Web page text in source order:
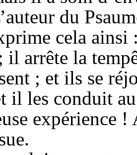
du
cela
il arrête la
; et ils se
il les conduit
expérience